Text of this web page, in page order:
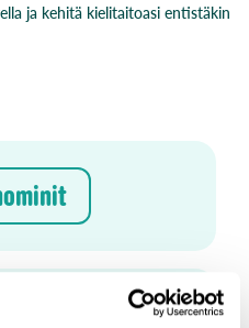
ja kehitä kielitaitoasi entistäkin